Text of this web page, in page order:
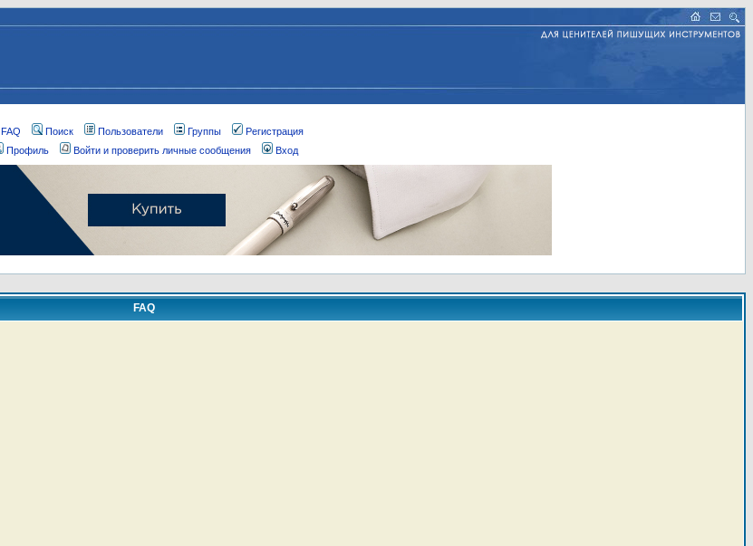
FAQ Поиск Пользователи Группы
Регистрация
Профиль
Войти и проверить личные сообщения Вход
FAQ